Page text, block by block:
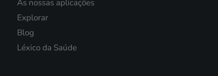
As nossas aplicações
Explorar
Blog
Léxico da Saúde